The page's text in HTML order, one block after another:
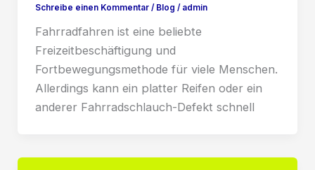
Schreibe einen Kommentar / Blog / admin
Fahrradfahren ist eine beliebte
Freizeitbeschäftigung und
Fortbewegungsmethode für viele Menschen.
Allerdings kann ein platter Reifen oder ein
anderer Fahrradschlauch-Defekt schnell